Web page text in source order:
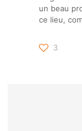
un beau
ce lieu,
3